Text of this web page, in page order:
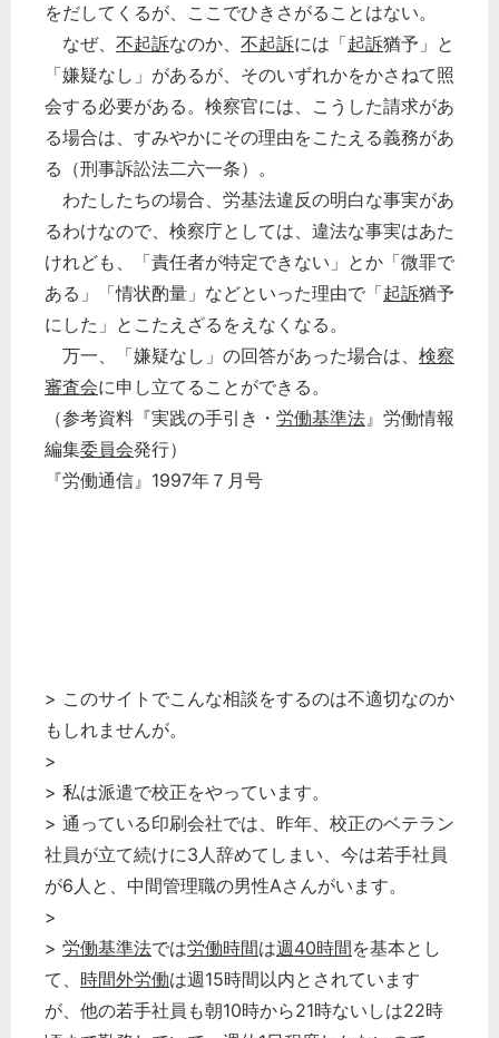
をだしてくるが、ここでひきさがることはない。
なぜ、 不起訴なのか、 不起訴には「起訴猶予」と
「嫌疑なし」があるが、そのいずれかをかさねて照
会する必要がある。検察官には、こうした請求があ
る場合は、すみやかにその理由をこたえる義務があ
る（刑事訴訟法二六一条）。
わたしたちの場合、労基法違反の明白な事実があ
るわけなので、検察庁としては、違法な事実はあた
けれども、「責任者が特定できない」とか「微罪で
ある」「情状酌量」などといった理由で「起訴猶予
にした」とこたえざるをえなくなる。
万一、「嫌疑なし」の回答があった場合は、 検察
審査会に申し立てることができる。
（参考資料『実践の手引き・ 労働基準法』労働情報
編集委員会発行）
『労働通信』1997年７月号
> このサイトでこんな相談をするのは不適切なのか
もしれませんが。
>
> 私は派遣で校正をやっています。
> 通っている印刷会社では、昨年、校正のベテラン
社員が立て続けに3人辞めてしまい、今は若手社員
が6人と、中間管理職の男性Aさんがいます。
>
> 労働基準法では労働時間は週40時間を基本とし
て、 時間外労働は週15時間以内とされています
が、他の若手社員も朝10時から21時ないしは22時